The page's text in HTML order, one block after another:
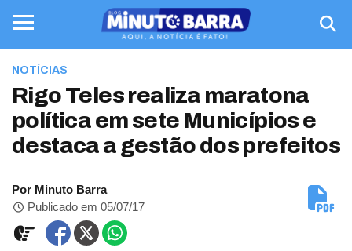
NOTÍCIAS
Rigo Teles realiza maratona
política em sete Municípios e
destaca a gestão dos prefeitos
Por Minuto Barra
Publicado em 05/07/17